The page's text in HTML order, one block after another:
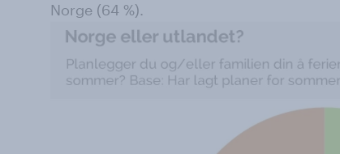
Norge (64 %).